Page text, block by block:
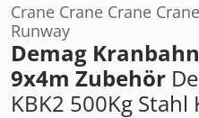
Crane Crane Crane
Runway
Demag
9x4m Zubehör
KBK2 500Kg